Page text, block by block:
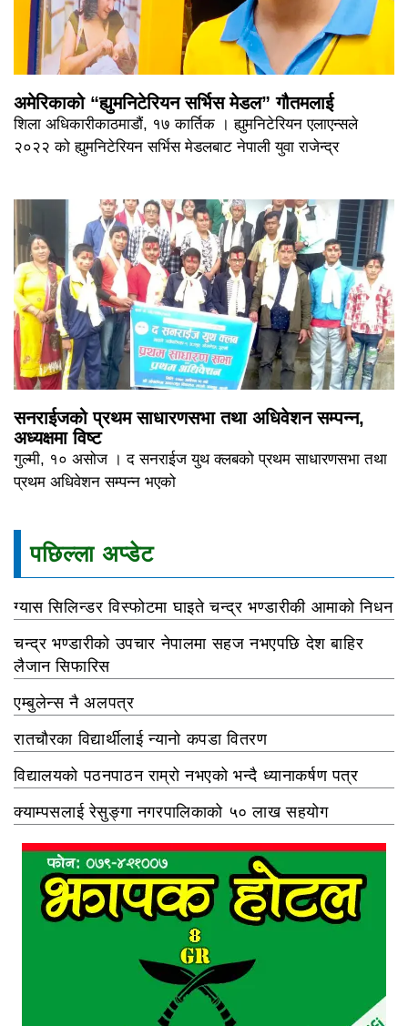
अमेरिकाको “ह्युमनिटेरियन सर्भिस मेडल” गौतमलाई
शिला अधिकारीकाठमाडौं, १७ कार्तिक । ह्युमनिटेरियन एलाएन्सले
२०२२ को ह्युमनिटेरियन सर्भिस मेडलबाट नेपाली युवा राजेन्द्र
सनराईजको प्रथम साधारणसभा तथा अधिवेशन सम्पन्न,
अध्यक्षमा विष्ट
गुल्मी, १० असोज । द सनराईज युथ क्लबको प्रथम साधारणसभा तथा
प्रथम अधिवेशन सम्पन्न भएको
पछिल्ला अप्डेट
ग्यास सिलिन्डर विस्फोटमा घाइते चन्द्र भण्डारीकी आमाको निधन
चन्द्र भण्डारीको उपचार नेपालमा सहज नभएपछि देश बाहिर
लैजान सिफारिस
एम्बुलेन्स नै अलपत्र
रातचौरका विद्यार्थीलाई न्यानो कपडा वितरण
विद्यालयको पठनपाठन राम्रो नभएको भन्दै ध्यानाकर्षण पत्र
क्याम्पसलाई रेसुङ्गा नगरपालिकाको ५० लाख सहयोग